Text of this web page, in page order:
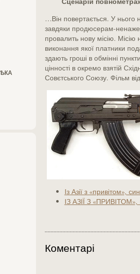
…Він повертається. У нього
завдяки продюсерам-
провалить нову місію.
виконання якої платники
здають гроші в обмінні
цінності в окремо взятій
Совєтського Союзу. Фільм
Із Азії з «привітом»,
ІЗ АЗІЇ З
Коментарі